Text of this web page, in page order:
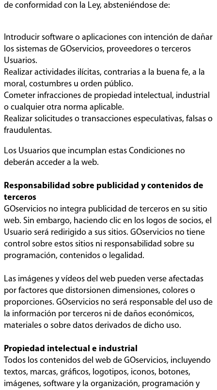
de conformidad con la Ley, absteniéndose de:
Introducir software o aplicaciones con intención de dañar
los sistemas de GOservicios, proveedores o terceros
Usuarios.
Realizar actividades ilícitas, contrarias a la buena fe, a la
moral, costumbres u orden público.
Cometer infracciones de propiedad intelectual, industrial
o cualquier otra norma aplicable.
Realizar solicitudes o transacciones especulativas, falsas o
fraudulentas.
Los Usuarios que incumplan estas Condiciones no
deberán acceder a la web.
Responsabilidad sobre publicidad y contenidos de
terceros
GOservicios no integra publicidad de terceros en su sitio
web. Sin embargo, haciendo clic en los logos de socios, el
Usuario será redirigido a sus sitios. GOservicios no tiene
control sobre estos sitios ni responsabilidad sobre su
programación, contenidos o legalidad.
Las imágenes y vídeos del web pueden verse afectadas
por factores que distorsionen dimensiones, colores o
proporciones. GOservicios no será responsable del uso de
la información por terceros ni de daños económicos,
materiales o sobre datos derivados de dicho uso.
Propiedad intelectual e industrial
Todos los contenidos del web de GOservicios, incluyendo
textos, marcas, gráficos, logotipos, iconos, botones,
imágenes, software y la organización, programación y